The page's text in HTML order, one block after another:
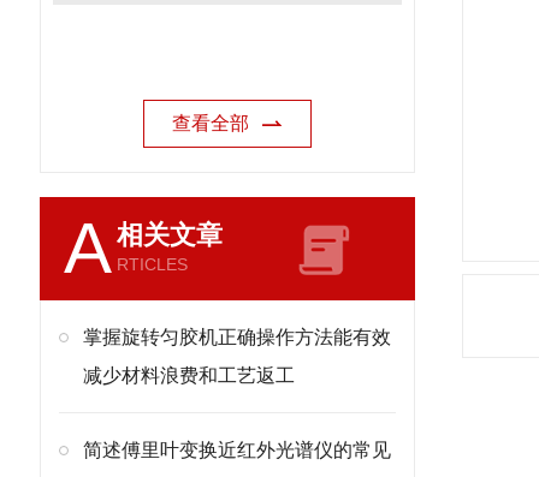
查看全部
A相关文章
RTICLES
掌握旋转匀胶机正确操作方法能有效
减少材料浪费和工艺返工
简述傅里叶变换近红外光谱仪的常见